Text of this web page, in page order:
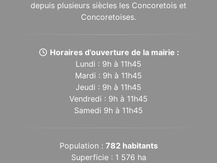
depuis plusieurs siècles les Concoretois et
Concoretoises.
Horaires d’ouverture de la mairie :
Lundi : 9h à 11h45
Mardi : 9h à 11h45
Jeudi : 9h à 11h45
Vendredi : 9h à 11h45
Samedi 9h à 11h45
Population : 782 habitants
Superficie : 1 576 ha